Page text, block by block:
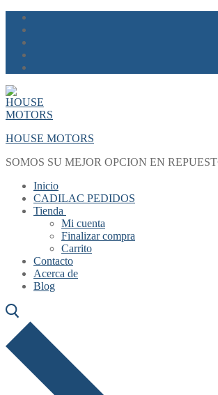
Skip
content
Menu
Close
HOUSE MOTORS
SOMOS SU MEJOR OPCION EN
Inicio
CADILAC PEDIDOS
Tienda
Mi cuenta
Finalizar compra
Carrito
Contacto
Acerca de
Blog